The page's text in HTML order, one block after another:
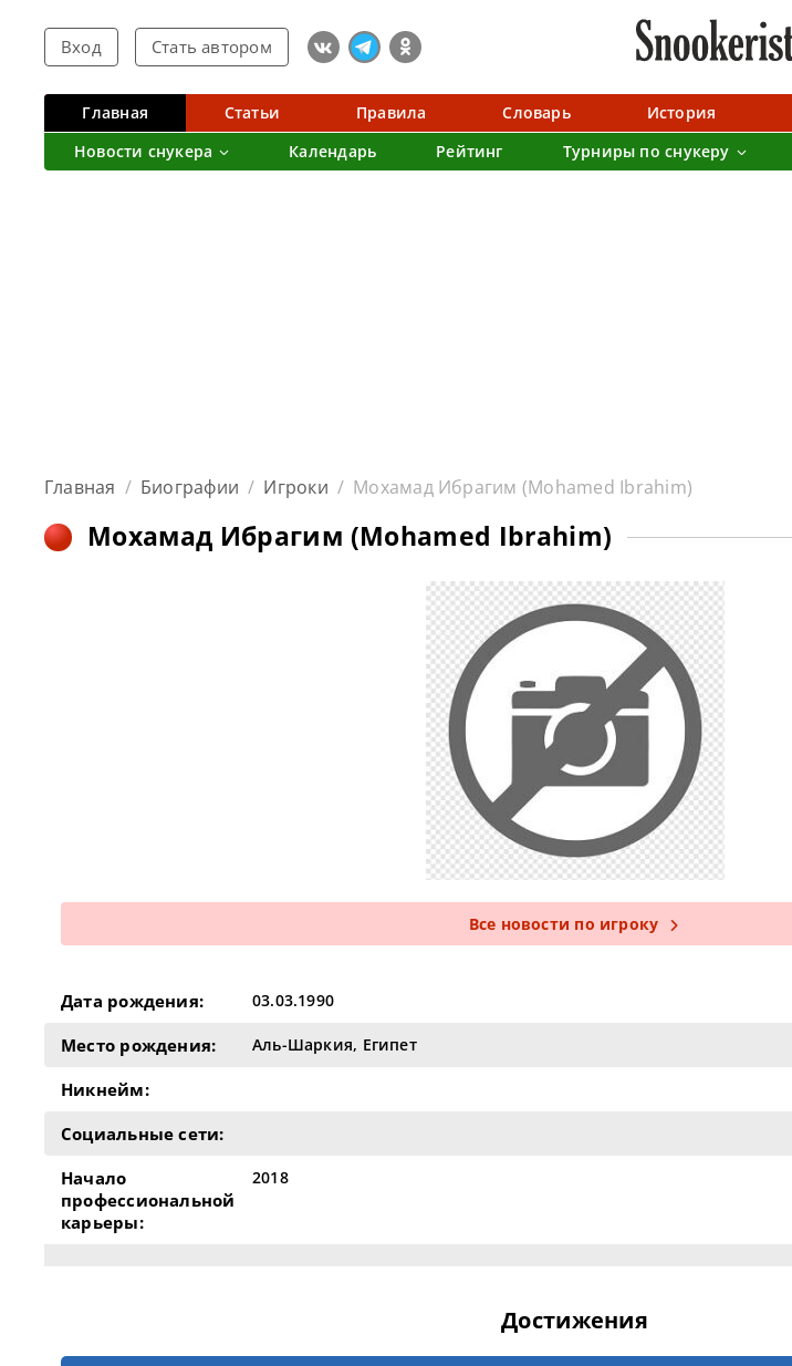
Вход Стать автором
Главная Статьи Правила Словарь История
Новости снукера
Календарь Рейтинг Турниры по снукеру
Главная / Биографии / Игроки / Мохамад Ибрагим (Mohamed Ibrahim)
Мохамад Ибрагим (Mohamed Ibrahim)
Все новости по игроку
Дата рождения: 03.03.1990
Место рождения: Аль-Шаркия, Египет
Никнейм:
Социальные сети:
Начало
профессиональной
карьеры:
2018
Достижения